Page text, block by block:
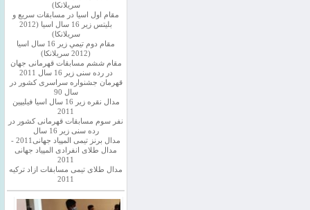
سريلانكا)
مقام اول اسيا در مسابقات سريع و
بليتس زير 16 سال اسيا (2012
سريلانكا)
مقام دوم تيمي زير 16 سال اسيا
(2012 سريلانكا)
مقام ششم مسابقات قهرمانی جهان
در رده سنی زیر 16 سال 2011
قهرمان جشنواره سراسری کشور در
سال 90
مدال نقره زیر 16 سال اسیا فیلیپین
2011
نفر سوم مسابقات قهرمانی کشور در
رده سنی زیر 16 سال
مدال برنز تیمی المپیاد جهانی2011 -
مدال طلای انفرادی المپیاد جهانی
2011
مدال طلای تیمی مسابقات ازاد ترکیه
2011